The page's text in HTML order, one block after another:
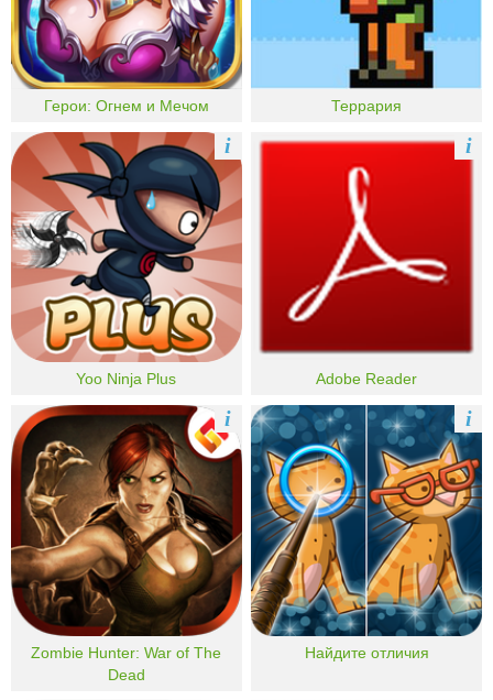
Герои: Огнем и Мечом Террария
Yoo Ninja Plus
i
Adobe Reader
i
Zombie Hunter: War of The
Dead
i
Найдите отличия
i